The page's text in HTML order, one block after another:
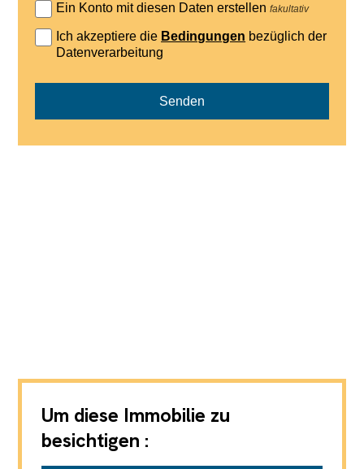
Ein Konto mit diesen Daten erstellenfakultativ
Ich akzeptiere die Bedingungen bezüglich der
Datenverarbeitung
Senden
Um diese Immobilie zu
besichtigen :
Fährhof AG Immobilien Aarau